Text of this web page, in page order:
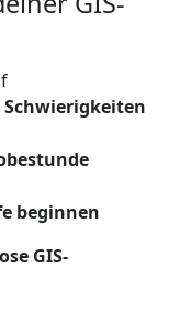
Schwierigkeiten
beginnen
GIS-